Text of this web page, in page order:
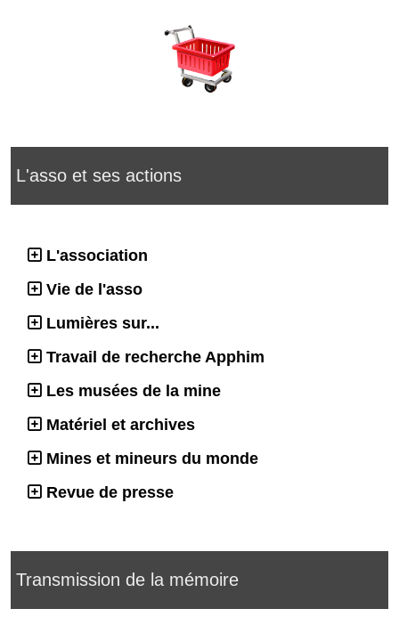
L'asso et ses actions
L'association
Vie de l'asso
Lumières sur...
Travail de recherche Apphim
Les musées de la mine
Matériel et archives
Mines et mineurs du monde
Revue de presse
Transmission de la mémoire